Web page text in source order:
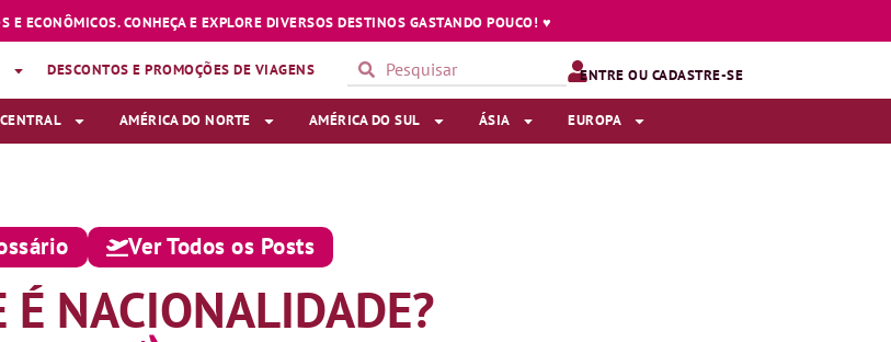
E ECONÔMICOS. CONHEÇA E EXPLORE DIVERSOS DESTINOS GASTANDO POUCO! ♥️
DESCONTOS E PROMOÇÕES DE VIAGENS ENTRE OU CADASTRE-SE
AMÉRICA DO NORTE AMÉRICA DO SUL ÁSIA EUROPA
Ver Todos os Posts
É NACIONALIDADE?